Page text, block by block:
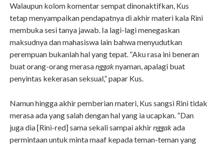
Walaupun kolom komentar sempat dinonaktifkan, Kus
tetap menyampaikan pendapatnya di akhir materi kala Rini
membuka sesi tanya jawab. Ia lagi-lagi menegaskan
maksudnya dan mahasiswa lain bahwa menyudutkan
perempuan bukanlah hal yang tepat. “Aku rasa ini beneran
buat orang-orang merasanggaknyaman, apalagi buat
penyintas kekerasan seksual,” papar Kus.
Namun hingga akhir pemberian materi, Kus sangsi Rini tidak
merasa ada yang salah dengan hal yang ia ucapkan. “Dan
juga dia [Rini-red] sama sekali sampai akhirnggakada
permintaan untuk minta maaf kepada teman-teman yang